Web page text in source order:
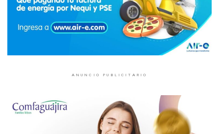
ANUNCIO PUBLICITARIO